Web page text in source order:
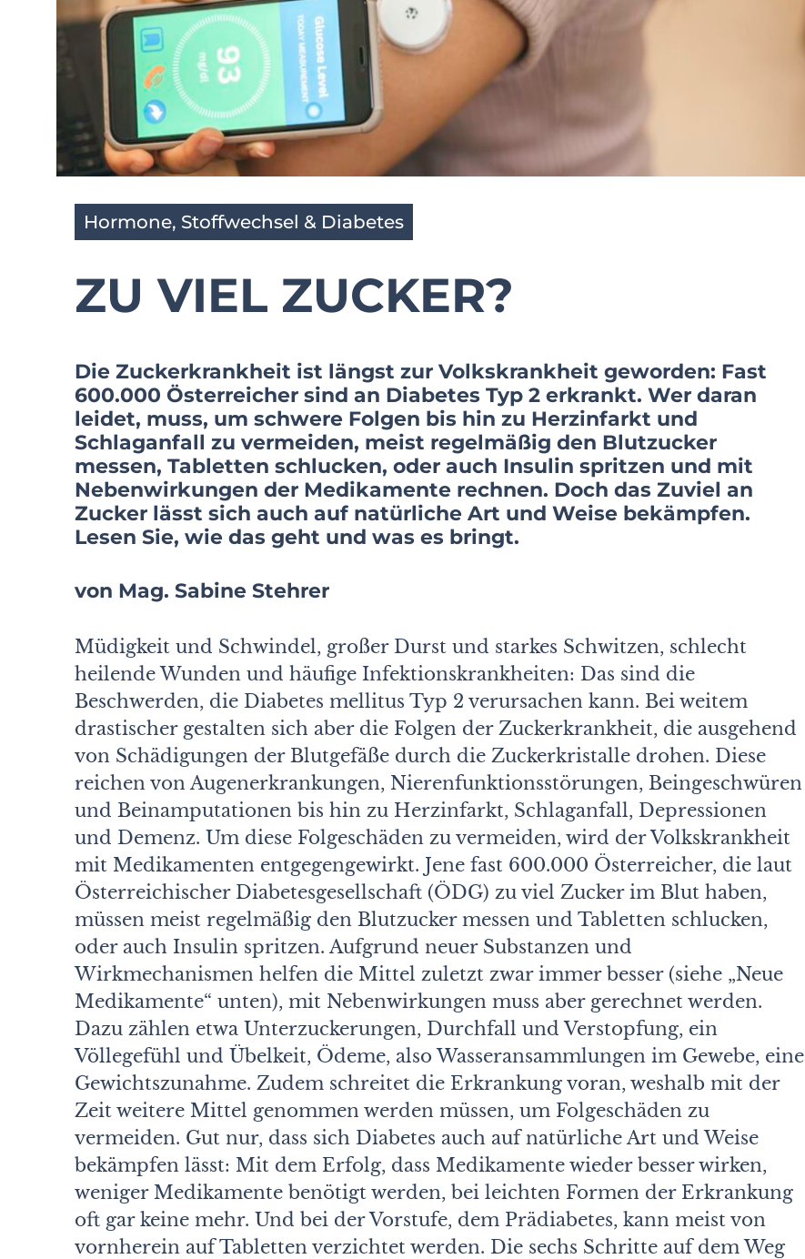
Hormone, Stoffwechsel & Diabetes
ZU VIEL ZUCKER?
Die Zuckerkrankheit ist längst zur Volkskrankheit geworden: Fast
600.000 Österreicher sind an Diabetes Typ 2 erkrankt. Wer daran
leidet, muss, um schwere Folgen bis hin zu Herzinfarkt und
Schlaganfall zu vermeiden, meist regelmäßig den Blutzucker
messen, Tabletten schlucken, oder auch Insulin spritzen und mit
Nebenwirkungen der Medikamente rechnen. Doch das Zuviel an
Zucker lässt sich auch auf natürliche Art und Weise bekämpfen.
Lesen Sie, wie das geht und was es bringt.
von Mag. Sabine Stehrer
Müdigkeit und Schwindel, großer Durst und starkes Schwitzen, schlecht
heilende Wunden und häufige Infektionskrankheiten: Das sind die
Beschwerden, die Diabetes mellitus Typ 2 verursachen kann. Bei weitem
drastischer gestalten sich aber die Folgen der Zuckerkrankheit, die ausgehend
von Schädigungen der Blutgefäße durch die Zuckerkristalle drohen. Diese
reichen von Augenerkrankungen, Nierenfunktionsstörungen, Beingeschwüren
und Beinamputationen bis hin zu Herzinfarkt, Schlaganfall, Depressionen
und Demenz. Um diese Folgeschäden zu vermeiden, wird der Volkskrankheit
mit Medikamenten entgegengewirkt. Jene fast 600.000 Österreicher, die laut
Österreichischer Diabetesgesellschaft (ÖDG) zu viel Zucker im Blut haben,
müssen meist regelmäßig den Blutzucker messen und Tabletten schlucken,
oder auch Insulin spritzen. Aufgrund neuer Substanzen und
Wirkmechanismen helfen die Mittel zuletzt zwar immer besser (siehe „Neue
Medikamente“ unten), mit Nebenwirkungen muss aber gerechnet werden.
Dazu zählen etwa Unterzuckerungen, Durchfall und Verstopfung, ein
Völlegefühl und Übelkeit, Ödeme, also Wasseransammlungen im Gewebe, eine
Gewichtszunahme. Zudem schreitet die Erkrankung voran, weshalb mit der
Zeit weitere Mittel genommen werden müssen, um Folgeschäden zu
vermeiden. Gut nur, dass sich Diabetes auch auf natürliche Art und Weise
bekämpfen lässt: Mit dem Erfolg, dass Medikamente wieder besser wirken,
weniger Medikamente benötigt werden, bei leichten Formen der Erkrankung
oft gar keine mehr. Und bei der Vorstufe, dem Prädiabetes, kann meist von
vornherein auf Tabletten verzichtet werden. Die sechs Schritte auf dem Weg